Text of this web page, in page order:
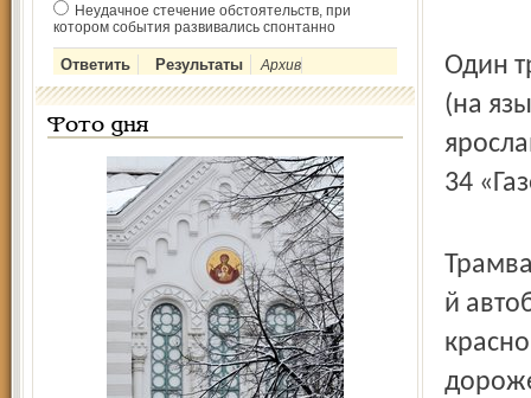
Неудачное стечение обстоятельств, при
котором события развивались спонтанно
Архив
Фото дня
Один
(на
34
й